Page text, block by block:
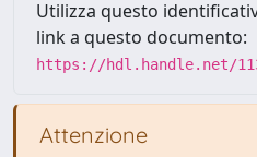
Utilizza questo
link a questo documento:
https://hdl.handle.net/
Attenzione